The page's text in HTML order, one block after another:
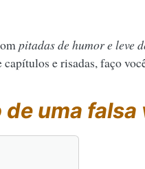
pitadas de humor e leve
e risadas, faço
uma falsa